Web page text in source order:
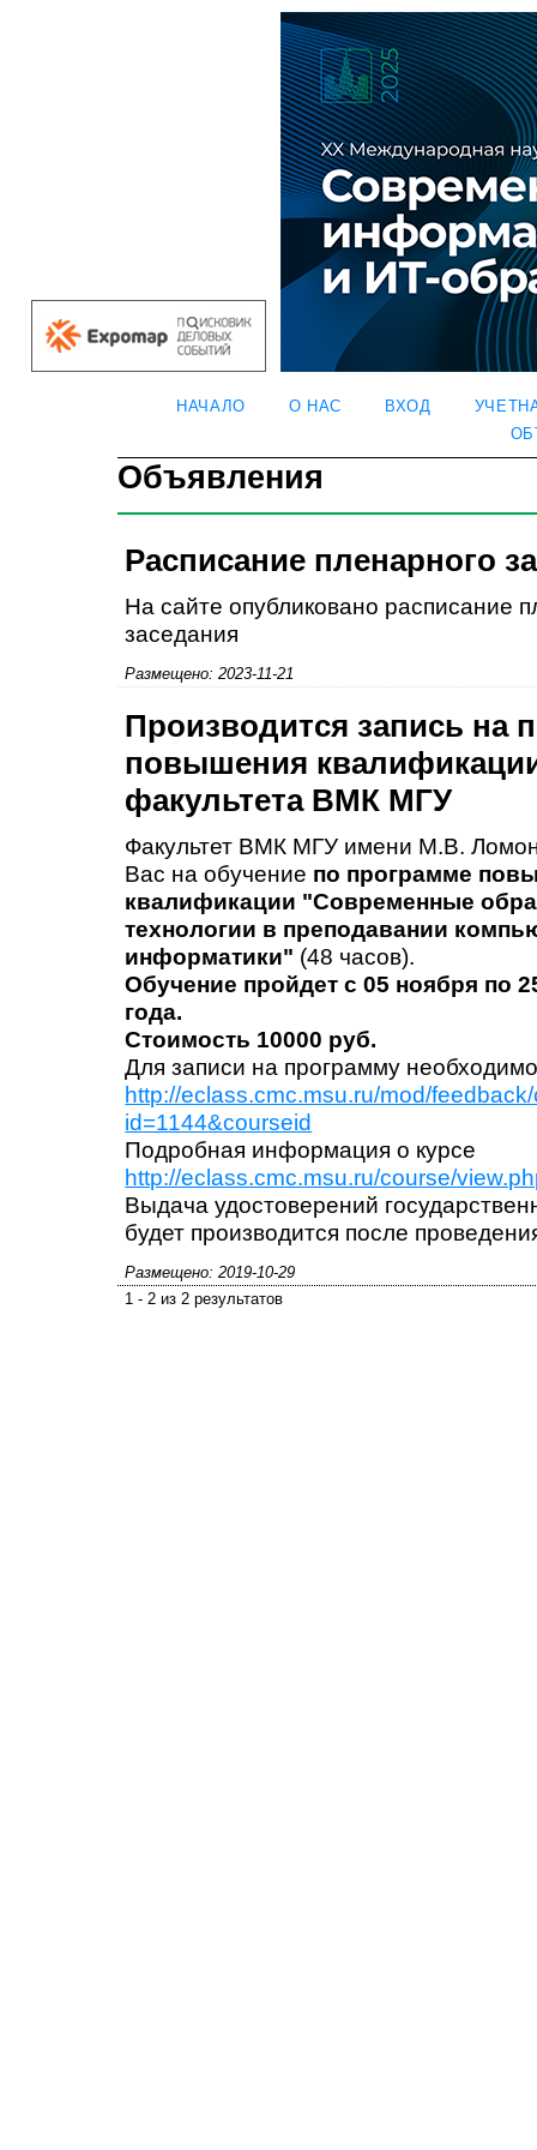
НАЧАЛО О НАС ВХОД
Объявления
Расписание пленарного
На сайте опубликовано расписание
заседания
Размещено: 2023-11-21
Производится запись на
повышения
факультета ВМК МГУ
Факультет ВМК МГУ имени М.В.
Вас на обучение по программе
квалификации "Современные
технологии в преподавании
информатики" (48 часов).
Обучение пройдет с 05 ноября по
года.
Стоимость 10000 руб.
Для записи на программу
http://eclass.cmc.msu.ru/mod/
id=1144&courseid
Подробная информация о курсе
http://eclass.cmc.msu.ru/course/
Выдача удостоверений
будет производится после
Размещено: 2019-10-29
1 - 2 из 2 результатов